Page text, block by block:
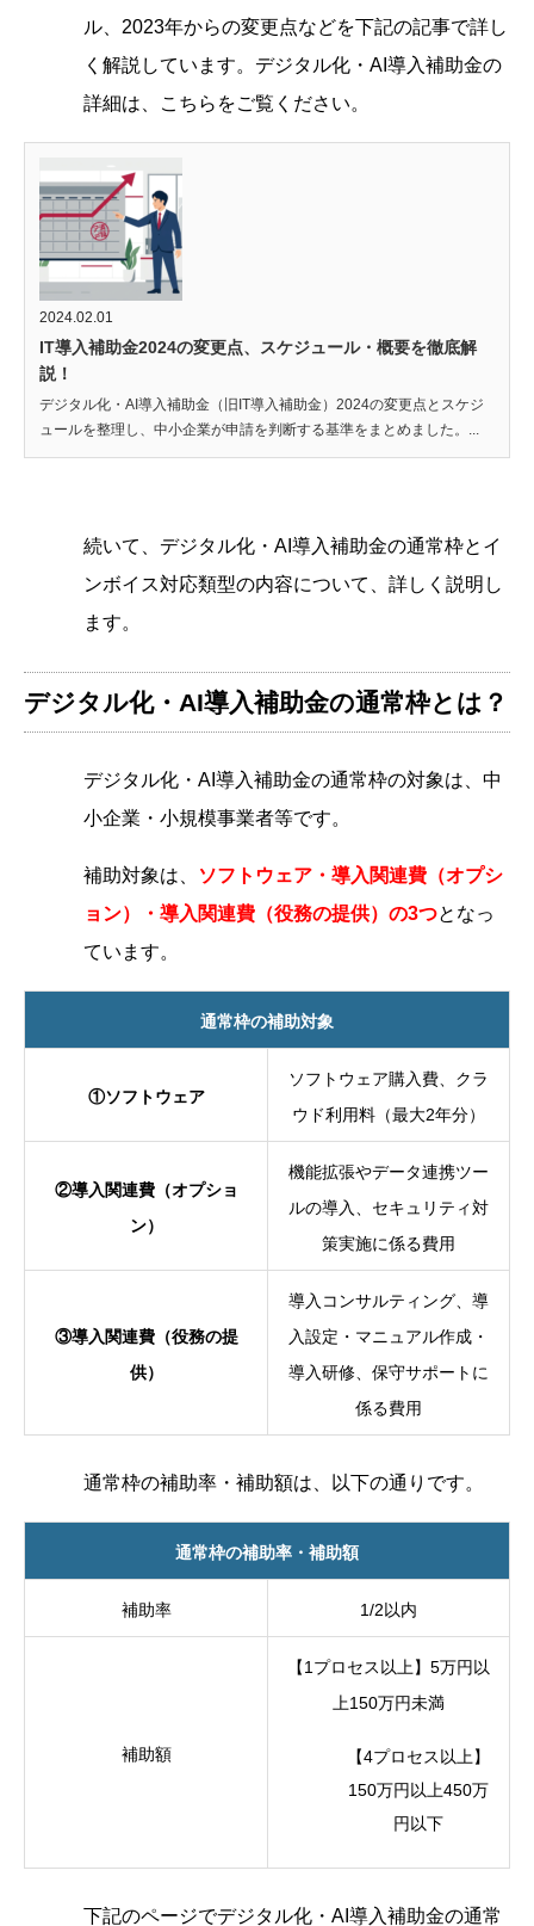
ル、2023年からの変更点などを下記の記事で詳し
く解説しています。デジタル化・AI導入補助金の
詳細は、こちらをご覧ください。
2024.02.01
IT導入補助金2024の変更点、スケジュール・概要を徹底解
説！
デジタル化・AI導入補助金（旧IT導入補助金）2024の変更点とスケジ
ュールを整理し、中小企業が申請を判断する基準をまとめました。...
続いて、デジタル化・AI導入補助金の通常枠とイ
ンボイス対応類型の内容について、詳しく説明し
ます。
デジタル化・AI導入補助金の通常枠とは？
デジタル化・AI導入補助金の通常枠の対象は、中
小企業・小規模事業者等です。
補助対象は、
ソフトウェア・導入関連費（オプシ
ョン）・導入関連費（役務の提供）の3つとなっ
ています。
通常枠の補助対象
①ソフトウェア
ソフトウェア購入費、クラ
ウド利用料（最大2年分）
②導入関連費（オプショ
ン）
機能拡張やデータ連携ツー
ルの導入、セキュリティ対
策実施に係る費用
③導入関連費（役務の提
供）
導入コンサルティング、導
入設定・マニュアル作成・
導入研修、保守サポートに
係る費用
通常枠の補助率・補助額は、以下の通りです。
通常枠の補助率・補助額
補助率 1/2以内
補助額
【1プロセス以上】5万円以
上150万円未満
【4プロセス以上】
150万円以上450万
円以下
下記のページでデジタル化・AI導入補助金の通常